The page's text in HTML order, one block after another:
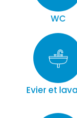
WC
Evier et